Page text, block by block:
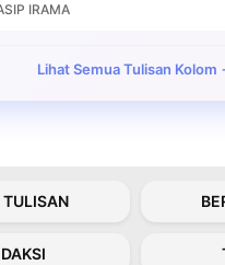
IRAMA
Lihat Semua Tulisan Kolom
TULISAN